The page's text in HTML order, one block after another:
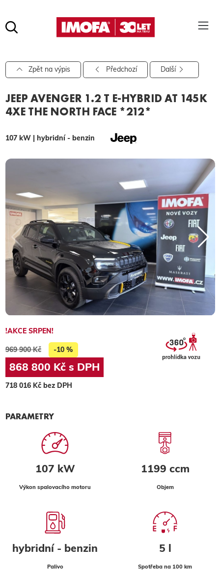
hledat
Pro vyhledávání zadejte alespoň 3 znaky.
Zpět na výpis Předchozí Další
JEEP AVENGER 1.2 T E-HYBRID AT 145K
4XE THE NORTH FACE *212*
107 kW | hybridní - benzin
!AKCE SRPEN!
969 900 Kč -10 %
868 800 Kč s DPH
718 016 Kč bez DPH
PARAMETRY
107 kW
Výkon spalovacího motoru
1199 ccm
Objem
hybridní - benzin
Palivo
5 l
Spotřeba na 100 km